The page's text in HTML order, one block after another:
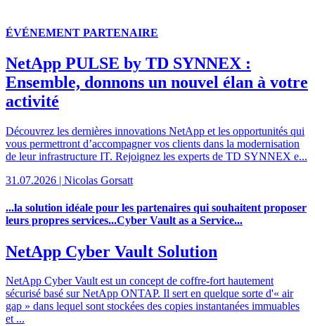
ÉVÉNEMENT PARTENAIRE
NetApp PULSE by TD SYNNEX :
Ensemble, donnons un nouvel élan à votre
activité
Découvrez les dernières innovations NetApp et les opportunités qui
vous permettront d’accompagner vos clients dans la modernisation
de leur infrastructure IT. Rejoignez les experts de TD SYNNEX e...
31.07.2026 | Nicolas Gorsatt
...la solution idéale pour les partenaires qui souhaitent proposer
leurs propres services...Cyber Vault as a Service...
NetApp Cyber Vault Solution
NetApp Cyber Vault est un concept de coffre-fort hautement
sécurisé basé sur NetApp ONTAP. Il sert en quelque sorte d'« air
gap » dans lequel sont stockées des copies instantanées immuables
et ...